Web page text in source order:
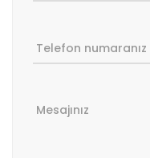
Telefon numaranız
Mesajınız